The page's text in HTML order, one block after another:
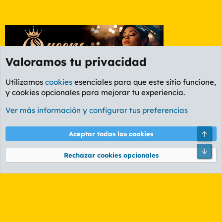
Etiquetas
Cookies
PL OLDSTYLE AMARILLO
Términos y reglas Política de privacidad Ayuda
Community platform by XenForo® © 2010-2026 XenForo Ltd.
Valoramos tu privacidad
Utilizamos cookies esenciales para que este sitio funcione,
y cookies opcionales para mejorar tu experiencia.
Ver más información y configurar tus preferencias
Aceptar todas las cookies
Rechazar cookies opcionales
Pie